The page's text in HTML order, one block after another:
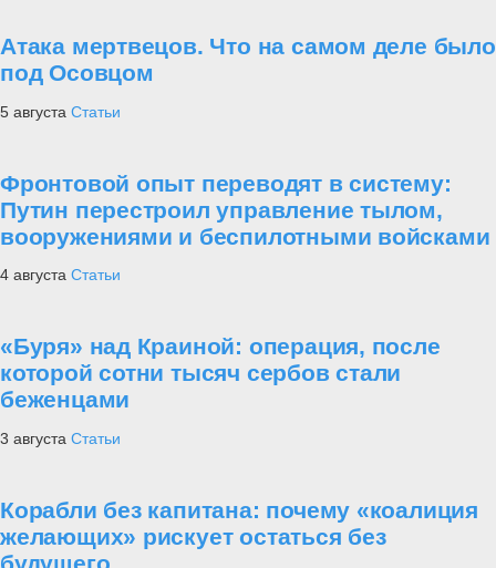
Атака мертвецов. Что на самом деле было
под Осовцом
5 августа Статьи
Фронтовой опыт переводят в систему:
Путин перестроил управление тылом,
вооружениями и беспилотными войсками
4 августа Статьи
«Буря» над Краиной: операция, после
которой сотни тысяч сербов стали
беженцами
3 августа Статьи
Корабли без капитана: почему «коалиция
желающих» рискует остаться без
будущего